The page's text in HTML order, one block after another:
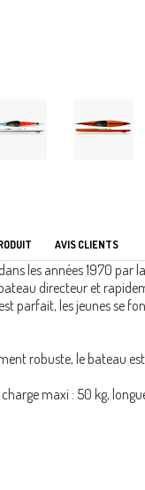
AVIS CLIENTS
les années 1970
directeur et
parfait, les jeunes se
robuste, le bateau
charge maxi : 50 kg,